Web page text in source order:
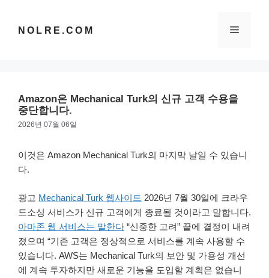
NOLRE.COM 메
Amazon은 Mechanical Turk의 신규 고객 수용을
중단합니다.
2026년 07월 06일
이것은 Amazon Mechanical Turk의 마지막 날일 수 있습니
다.
광고 Mechanical Turk 웹사이트 2026년 7월 30일에 크라우
드소싱 서비스가 신규 고객에게 종료될 것이라고 말합니다.
아마존 웹 서비스는 말한다 “신중한 고려” 끝에 결정이 내려
졌으며 “기존 고객은 정상적으로 서비스를 계속 사용할 수
있습니다. AWS는 Mechanical Turk의 보안 및 가용성 개선
에 계속 투자하지만 새로운 기능을 도입할 계획은 없습니